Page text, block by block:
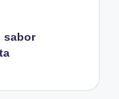
sabor